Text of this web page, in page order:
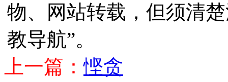
物、网站转载，但须清
教导航”。
上一篇：悭贪